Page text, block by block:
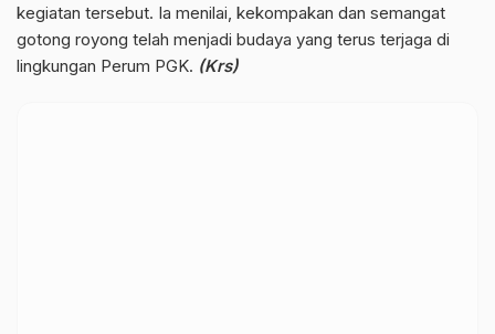
kegiatan tersebut. Ia menilai, kekompakan dan semangat
gotong royong telah menjadi budaya yang terus terjaga di
lingkungan Perum PGK. (Krs)